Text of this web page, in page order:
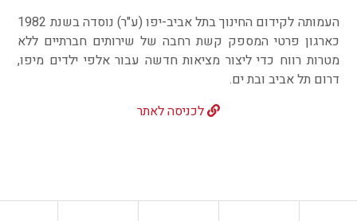
כדאי לדעת
צרו קשר
העמותה לקידום החינוך בתל אביב-יפו (ע"ר) נוסדה בשנת 1982
כארגון פרטי המספק קשת רחבה של שירותים חברתיים ללא
מטרות רווח כדי ליצור מציאות חדשה עבור אלפי ילדים מיפו,
דרום תל אביב ובת ים.
לכניסה לאתר